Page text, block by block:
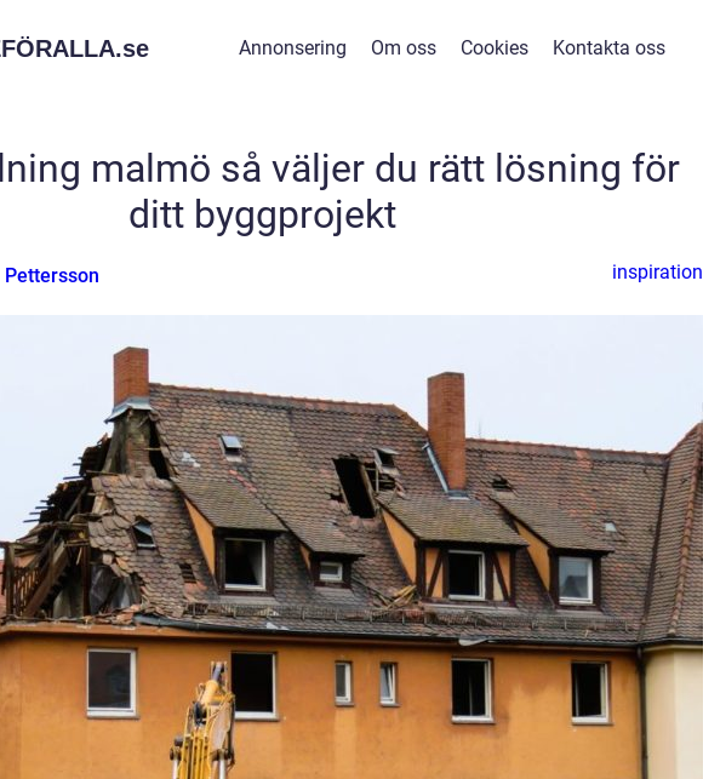
se Annonsering Om oss Cookies Kontakta oss
malmö så väljer du rätt lösning för
ditt byggprojekt
inspiration